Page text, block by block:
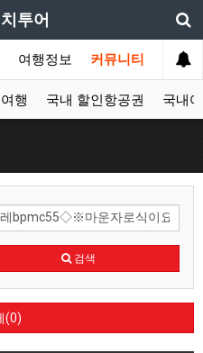
투어
여행정보 커뮤니티
행 국내 할인항공권 국내
검색
(0)